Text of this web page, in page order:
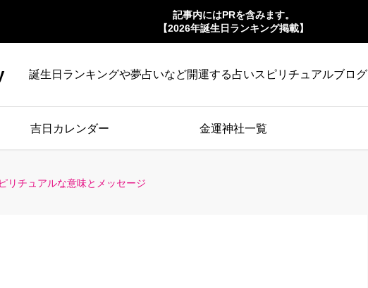
記事内にはPRを含みます。
【2026年誕生日ランキング掲載】
誕生日ランキングや夢占いなど開運する占いスピリチュアルブログ
吉日カレンダー 金運神社一覧
リチュアルな意味とメッセージ